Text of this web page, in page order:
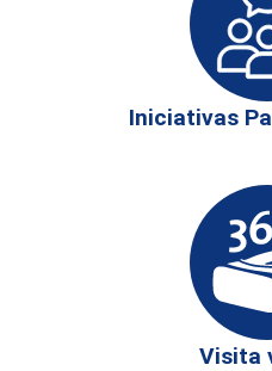
Iniciativas
Visita